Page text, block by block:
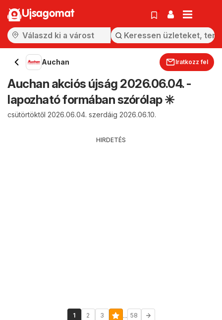
Ujsagomat
Auchan Iratkozz fel
Auchan akciós újság 2026.06.04. -
lapozható formában szórólap ✳️
csütörtöktől 2026.06.04. szerdáig 2026.06.10.
HIRDETÉS
1 2 3 ... 58